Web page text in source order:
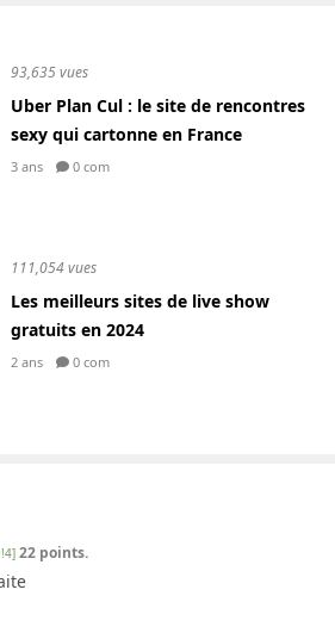
93,635 vues
Uber Plan Cul : le site de rencontres
sexy qui cartonne en France
3 ans 0 com
111,054 vues
Les meilleurs sites de live show
gratuits en 2024
2 ans 0 com
22 points.